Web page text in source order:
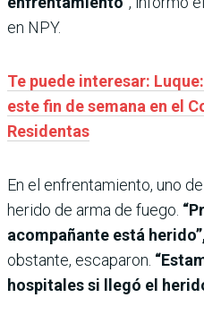
en NPY.
Te puede interesar:
este fin de semana en el
Residentas
En el enfrentamiento, uno
herido de arma de fuego.
acompañante está
obstante, escaparon.
hospitales si llegó el